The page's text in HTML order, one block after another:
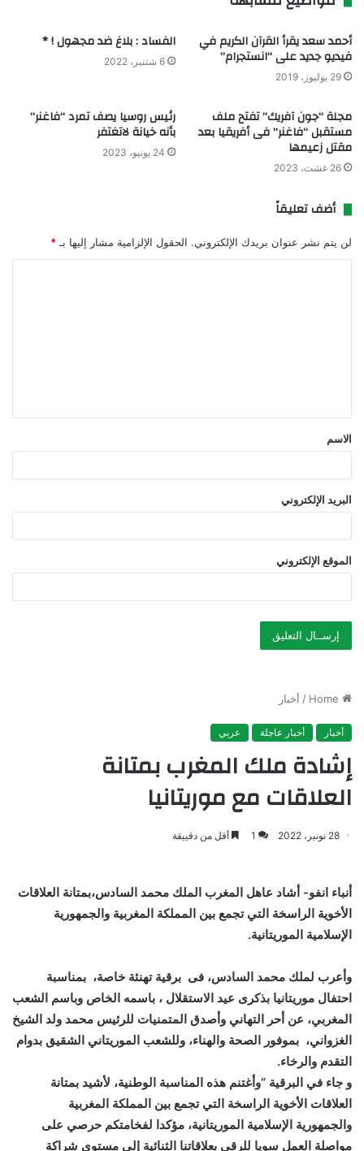
أحمد سعد يقرأ القرآن الكريم في
فيديو جديد على “انستجرام”
29 يوليوز، 2019
الفساد : بلاغ ضد مجهول ! *
6 شتنبر، 2022
مجلة “جون آفريك” تفتح ملف
مستقبل “فاغنر” فى أفريقيا بعد
مقتل زعيمها
26 غشت، 2023
رئيس روسيا يصف تمرد “فاغنر”
بأنه خيانة لاتغتفر
24 يونيو، 2023
أضف تعليقاً
لن يتم نشر عنوان بريدك الإلكتروني. الحقول الإلزامية مشار إليها بـ *
ق
*
الاسم
البريد الإلكتروني
الموقع الإلكتروني